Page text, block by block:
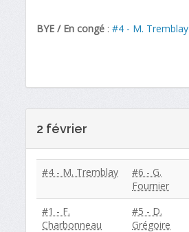
BYE / En congé :#4 - M. Tremblay
2 février
#4 - M. Tremblay
#6 - G.
Fournier
#1 - F.
Charbonneau
#5 - D.
Grégoire